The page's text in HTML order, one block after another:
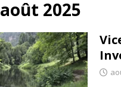
[ août 7, 2026 ]
[ août 8, 2026 ] Litiges
août 2025